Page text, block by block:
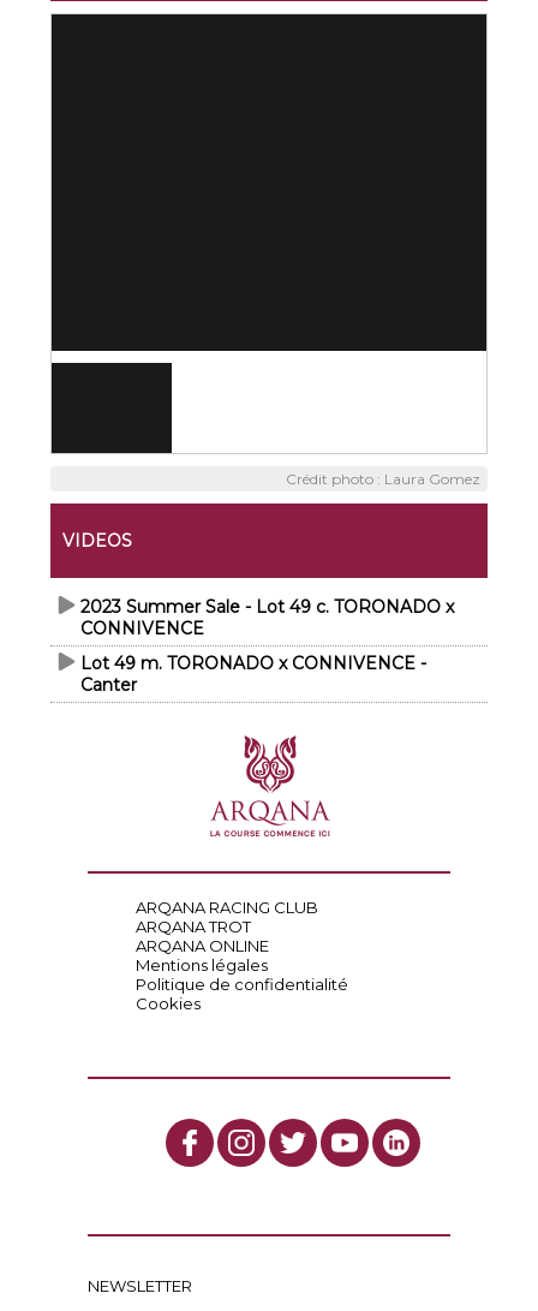
Crédit photo : Laura Gomez
VIDEOS
2023 Summer Sale - Lot 49 c. TORONADO x
CONNIVENCE
Lot 49 m. TORONADO x CONNIVENCE -
Canter
ARQANA RACING CLUB
ARQANA TROT
ARQANA ONLINE
Mentions légales
Politique de confidentialité
Cookies
NEWSLETTER